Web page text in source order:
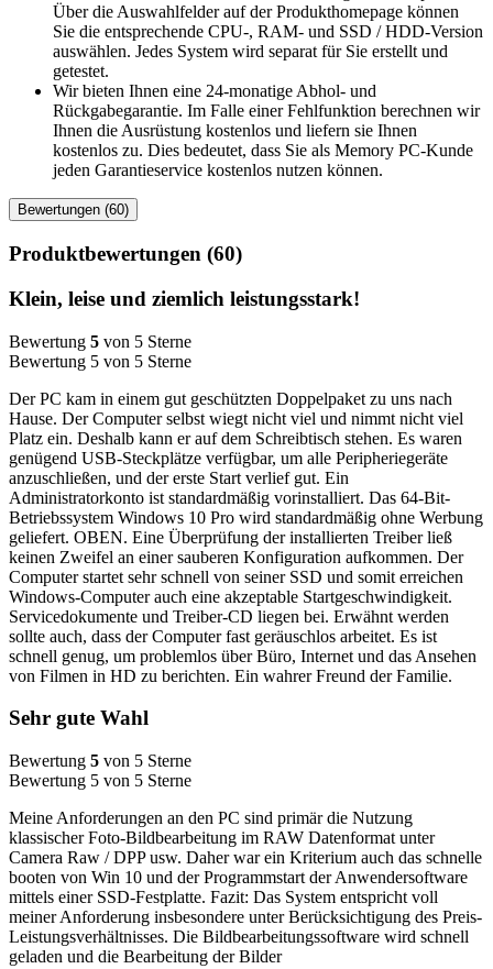
Über die Auswahlfelder auf der Produkthomepage können
Sie die entsprechende CPU-, RAM- und SSD / HDD-Version
auswählen. Jedes System wird separat für Sie erstellt und
getestet.
Wir bieten Ihnen eine 24-monatige Abhol- und
Rückgabegarantie. Im Falle einer Fehlfunktion berechnen wir
Ihnen die Ausrüstung kostenlos und liefern sie Ihnen
kostenlos zu. Dies bedeutet, dass Sie als Memory PC-Kunde
jeden Garantieservice kostenlos nutzen können.
Bewertungen (60)
Produktbewertungen (60)
Klein, leise und ziemlich leistungsstark!
Bewertung 5 von 5 Sterne
Bewertung 5 von 5 Sterne
Der PC kam in einem gut geschützten Doppelpaket zu uns nach
Hause. Der Computer selbst wiegt nicht viel und nimmt nicht viel
Platz ein. Deshalb kann er auf dem Schreibtisch stehen. Es waren
genügend USB-Steckplätze verfügbar, um alle Peripheriegeräte
anzuschließen, und der erste Start verlief gut. Ein
Administratorkonto ist standardmäßig vorinstalliert. Das 64-Bit-
Betriebssystem Windows 10 Pro wird standardmäßig ohne Werbung
geliefert. OBEN. Eine Überprüfung der installierten Treiber ließ
keinen Zweifel an einer sauberen Konfiguration aufkommen. Der
Computer startet sehr schnell von seiner SSD und somit erreichen
Windows-Computer auch eine akzeptable Startgeschwindigkeit.
Servicedokumente und Treiber-CD liegen bei. Erwähnt werden
sollte auch, dass der Computer fast geräuschlos arbeitet. Es ist
schnell genug, um problemlos über Büro, Internet und das Ansehen
von Filmen in HD zu berichten. Ein wahrer Freund der Familie.
Sehr gute Wahl
Bewertung 5 von 5 Sterne
Bewertung 5 von 5 Sterne
Meine Anforderungen an den PC sind primär die Nutzung
klassischer Foto-Bildbearbeitung im RAW Datenformat unter
Camera Raw / DPP usw. Daher war ein Kriterium auch das schnelle
booten von Win 10 und der Programmstart der Anwendersoftware
mittels einer SSD-Festplatte. Fazit: Das System entspricht voll
meiner Anforderung insbesondere unter Berücksichtigung des Preis-
Leistungsverhältnisses. Die Bildbearbeitungssoftware wird schnell
geladen und die Bearbeitung der Bilder